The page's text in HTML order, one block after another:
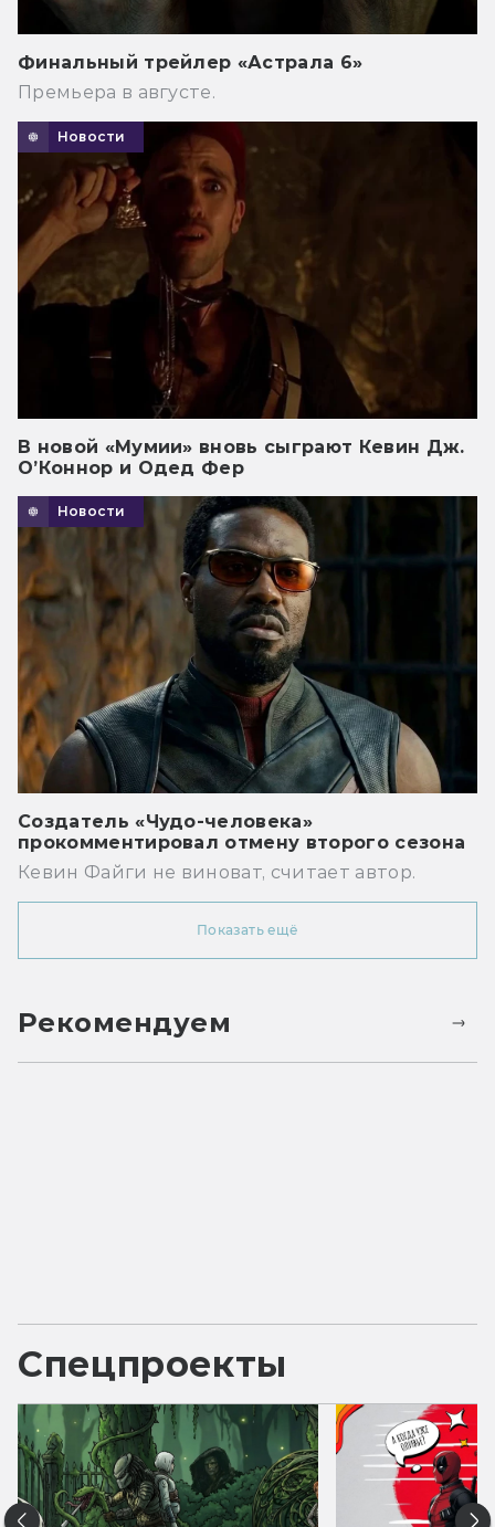
Финальный трейлер «Астрала 6»
Премьера в августе.
Новости
В новой «Мумии» вновь сыграют Кевин Дж.
О’Коннор и Одед Фер
Новости
Создатель «Чудо-человека»
прокомментировал отмену второго сезона
Кевин Файги не виноват, считает автор.
Показать ещё
Рекомендуем
Спецпроекты